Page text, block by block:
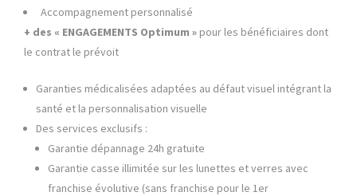
Accompagnement personnalisé
+ des « ENGAGEMENTS Optimum » pour les bénéficiaires dont
le contrat le prévoit
Garanties médicalisées adaptées au défaut visuel intégrant la
santé et la personnalisation visuelle
Des services exclusifs :
Garantie dépannage 24h gratuite
Garantie casse illimitée sur les lunettes et verres avec
franchise évolutive (sans franchise pour le 1er